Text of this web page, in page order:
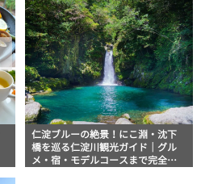
仁淀ブルーの絶景！にこ淵・沈下
橋を巡る仁淀川観光ガイド｜グル
メ・宿・モデルコースまで完全網